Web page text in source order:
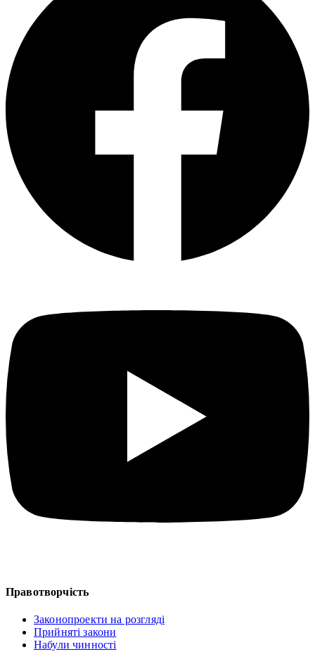
Правотворчість
Законопроекти на розгляді
Прийняті закони
Набули чинності